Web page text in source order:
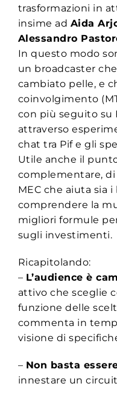
trasformazioni in
insime ad Aida
Alessandro
In questo modo
un broadcaster
cambiato pelle, e
coinvolgimento
con più seguito su
attraverso
chat tra Pif e gli
Utile anche il
complementare,
MEC che aiuta sia
comprendere la
migliori formule
sugli investimenti.
Ricapitolando:
– L’audience è
attivo che sceglie
funzione delle
commenta in
visione di
– Non basta
innestare un